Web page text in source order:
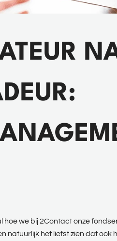
hoe we bij 2Contact onze
natuurlijk het liefst zien dat